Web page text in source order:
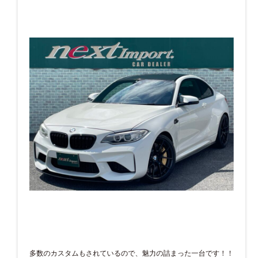
多数のカスタムもされているので、魅力の詰まった一台です！！